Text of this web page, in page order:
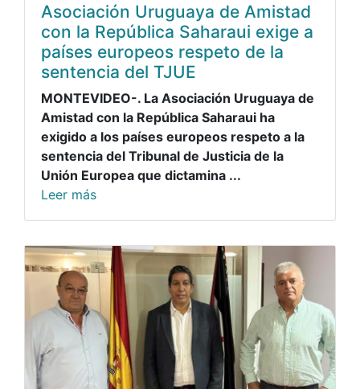
Asociación Uruguaya de Amistad
con la República Saharaui exige a
países europeos respeto de la
sentencia del TJUE
MONTEVIDEO-. La Asociación Uruguaya de
Amistad con la República Saharaui ha
exigido a los países europeos respeto a la
sentencia del Tribunal de Justicia de la
Unión Europea que dictamina ...
Leer más